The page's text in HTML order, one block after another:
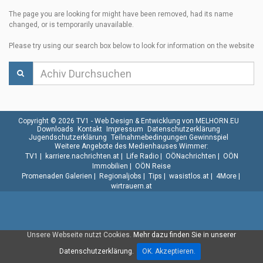
The page you are looking for might have been removed, had its name
changed, or is temporarily unavailable.
Please try using our search box below to look for information on the website
Unsere Webseite nutzt Cookies. Mehr dazu finden Sie in unserer
Datenschutzerklärung.
OK. Akzeptieren.
Copyright © 2026 TV1 - Web Design & Entwicklung von MELHORN.EU
Downloads
Kontakt Impressum
Datenschutzerklärung
Jugendschutzerklärung Teilnahmebedingungen Gewinnspiel
Weitere Angebote des Medienhauses Wimmer:
TV1
karriere.nachrichten.at| Life Radio| OÖNachrichten
OÖN
Immobilien
OÖN Reise
Promenaden Galerien
Regionaljobs Tips wasistlos.at| 4More|
wirtrauern.at